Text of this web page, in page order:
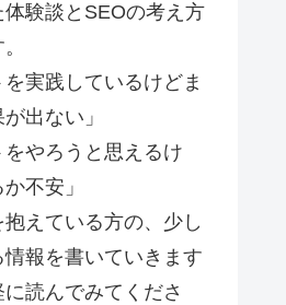
験談とSEOの考え方
を実践しているけどま
出ない」
をやろうと思えるけ
不安」
えている方の、少し
報を書いていきます
読んでみてくださ